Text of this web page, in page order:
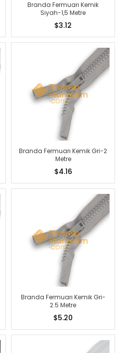
Branda Fermuarı Kemik
Siyah-1,5 Metre
$3.12
Branda Fermuarı Kemik Gri-2
Metre
$4.16
Branda Fermuarı Kemik Gri-
2.5 Metre
$5.20